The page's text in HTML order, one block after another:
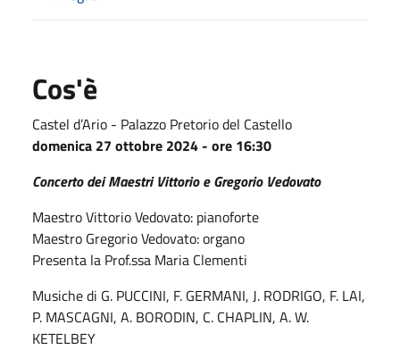
Cos'è
Castel d’Ario - Palazzo Pretorio del Castello
domenica 27 ottobre 2024 - ore 16:30
Concerto dei Maestri Vittorio e Gregorio Vedovato
Maestro Vittorio Vedovato: pianoforte
Maestro Gregorio Vedovato: organo
Presenta la Prof.ssa Maria Clementi
Musiche di G. PUCCINI, F. GERMANI, J. RODRIGO, F. LAI,
P. MASCAGNI, A. BORODIN, C. CHAPLIN, A. W.
KETELBEY